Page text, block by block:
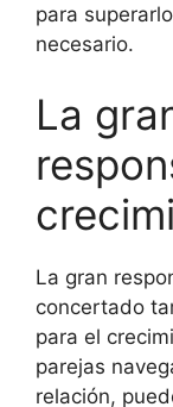
para
necesario.
La
La gran
concertado
para el
parejas
relación,